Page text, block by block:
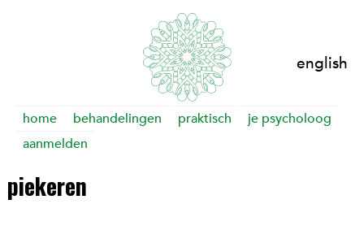
english
Skiphome behandelingen praktisch
je psycholoog
aanmelden
piekeren